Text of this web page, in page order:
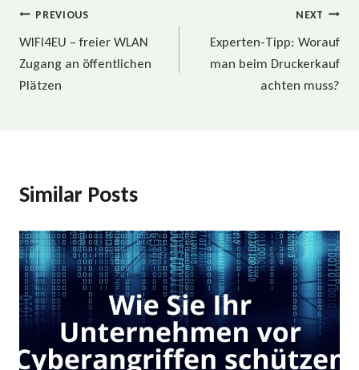
Beitragsnavigation
PREVIOUS
WIFI4EU – freier WLAN
Zugang an öffentlichen
Plätzen
NEXT
Experten-Tipp: Worauf
man beim Druckerkauf
achten muss?
Similar Posts